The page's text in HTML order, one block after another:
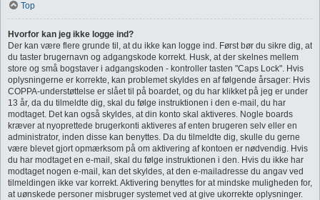
Top
Hvorfor kan jeg ikke logge ind?
Der kan være flere grunde til, at du ikke kan logge ind. Først bør du sikre dig, at
du taster brugernavn og adgangskode korrekt. Husk, at der skelnes mellem
store og små bogstaver i adgangskoden - kontroller tasten "Caps Lock". Hvis
oplysningerne er korrekte, kan problemet skyldes en af følgende årsager: Hvis
COPPA-understøttelse er slået til på boardet, og du har klikket på jeg er under
13 år, da du tilmeldte dig, skal du følge instruktionen i den e-mail, du har
modtaget. Det kan også skyldes, at din konto skal aktiveres. Nogle boards
kræver at nyoprettede brugerkonti aktiveres af enten brugeren selv eller en
administrator, inden disse kan benyttes. Da du tilmeldte dig, skulle du gerne
være blevet gjort opmærksom på om aktivering af kontoen er nødvendig. Hvis
du har modtaget en e-mail, skal du følge instruktionen i den. Hvis du ikke har
modtaget nogen e-mail, kan det skyldes, at den e-mailadresse du angav ved
tilmeldingen ikke var korrekt. Aktivering benyttes for at mindske muligheden for,
at uønskede personer misbruger systemet ved at give ukorrekte oplysninger.